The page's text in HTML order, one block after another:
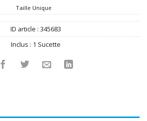
Taille Unique
ID article : 345683
Inclus : 1 Sucette